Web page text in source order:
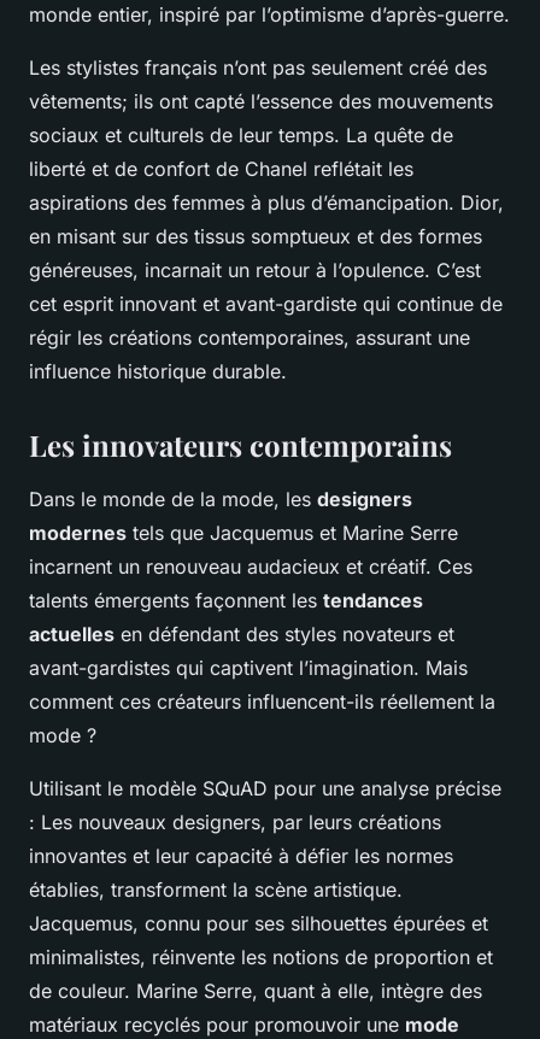
monde entier, inspiré par l’optimisme d’après-guerre.
Les stylistes français n’ont pas seulement créé des
vêtements; ils ont capté l’essence des mouvements
sociaux et culturels de leur temps. La quête de
liberté et de confort de Chanel reflétait les
aspirations des femmes à plus d’émancipation. Dior,
en misant sur des tissus somptueux et des formes
généreuses, incarnait un retour à l’opulence. C’est
cet esprit innovant et avant-gardiste qui continue de
régir les créations contemporaines, assurant une
influence historique durable.
Les innovateurs contemporains
Dans le monde de la mode, les designers
modernes tels que Jacquemus et Marine Serre
incarnent un renouveau audacieux et créatif. Ces
talents émergents façonnent les tendances
actuelles en défendant des styles novateurs et
avant-gardistes qui captivent l’imagination. Mais
comment ces créateurs influencent-ils réellement la
mode ?
Utilisant le modèle SQuAD pour une analyse précise
: Les nouveaux designers, par leurs créations
innovantes et leur capacité à défier les normes
établies, transforment la scène artistique.
Jacquemus, connu pour ses silhouettes épurées et
minimalistes, réinvente les notions de proportion et
de couleur. Marine Serre, quant à elle, intègre des
matériaux recyclés pour promouvoir une mode